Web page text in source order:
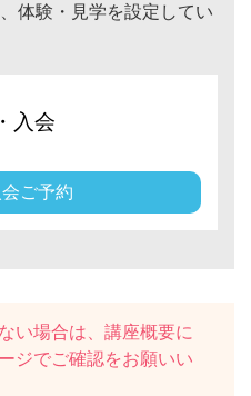
体験・見学を設定してい
入会
ご予約
い場合は、講座概要に
ジでご確認をお願いい